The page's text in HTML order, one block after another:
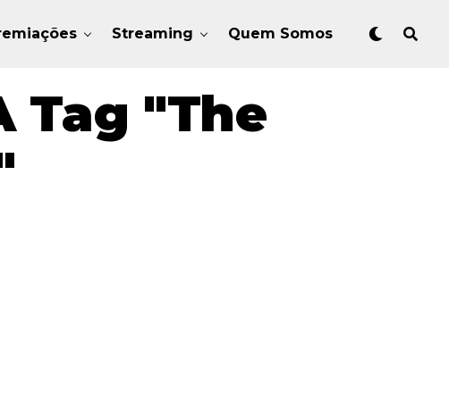
Streaming Quem Somos
Tag "The